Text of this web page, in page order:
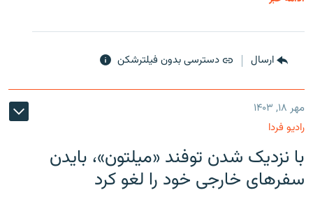
ارسال دسترسی بدون فیلترشکن
مهر ۱۸, ۱۴۰۳
رادیو فردا
با نزدیک شدن توفند «میلتون»، بایدن
سفرهای خارجی خود را لغو کرد